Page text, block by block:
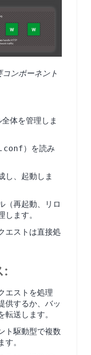
ンポーネント
体を管理しま
）を読み
し、起動しま
（再起動、リロ
します。
エストは直接処
:
エストを処理
供するか、バッ
転送します。
ト駆動型で複数
。